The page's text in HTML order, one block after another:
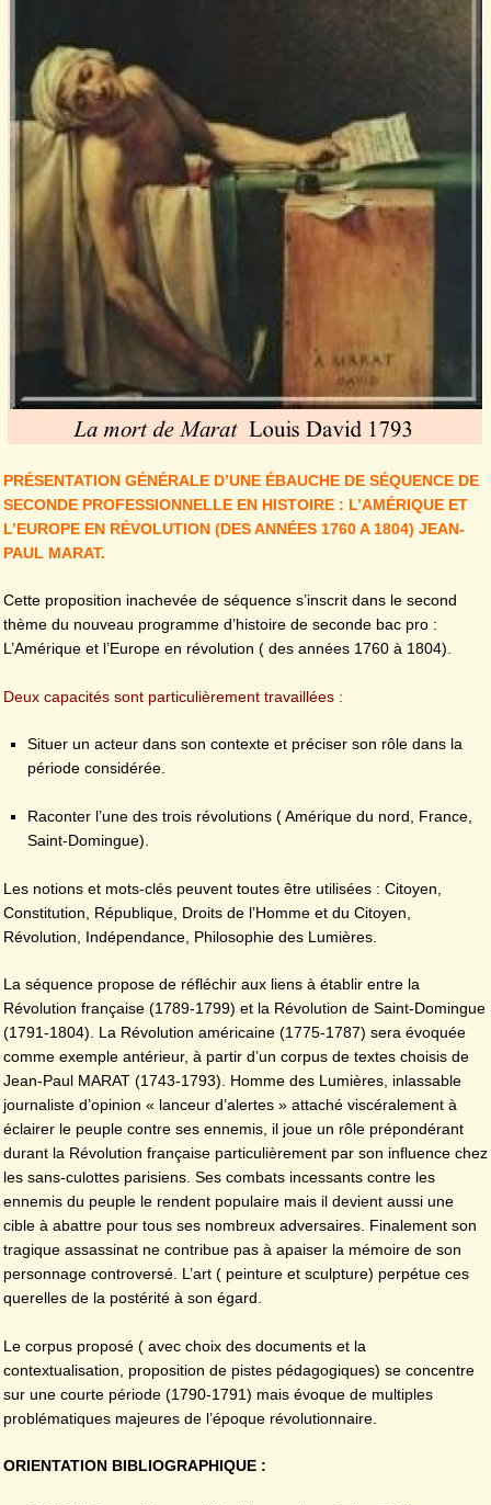
PRÉSENTATION GÉNÉRALE D’UNE ÉBAUCHE DE SÉQUENCE DE
SECONDE PROFESSIONNELLE EN HISTOIRE : L’AMÉRIQUE ET
L’EUROPE EN RÉVOLUTION (DES ANNÉES 1760 A 1804) JEAN-
PAUL MARAT.
Cette proposition inachevée de séquence s’inscrit dans le second
thème du nouveau programme d’histoire de seconde bac pro :
L’Amérique et l’Europe en révolution ( des années 1760 à 1804).
Deux capacités sont particulièrement travaillées :
Situer un acteur dans son contexte et préciser son rôle dans la
période considérée.
Raconter l’une des trois révolutions ( Amérique du nord, France,
Saint-Domingue).
Les notions et mots-clés peuvent toutes être utilisées : Citoyen,
Constitution, République, Droits de l’Homme et du Citoyen,
Révolution, Indépendance, Philosophie des Lumières.
La séquence propose de réfléchir aux liens à établir entre la
Révolution française (1789-1799) et la Révolution de Saint-Domingue
(1791-1804). La Révolution américaine (1775-1787) sera évoquée
comme exemple antérieur, à partir d’un corpus de textes choisis de
Jean-Paul MARAT (1743-1793). Homme des Lumières, inlassable
journaliste d’opinion « lanceur d’alertes » attaché viscéralement à
éclairer le peuple contre ses ennemis, il joue un rôle prépondérant
durant la Révolution française particulièrement par son influence chez
les sans-culottes parisiens. Ses combats incessants contre les
ennemis du peuple le rendent populaire mais il devient aussi une
cible à abattre pour tous ses nombreux adversaires. Finalement son
tragique assassinat ne contribue pas à apaiser la mémoire de son
personnage controversé. L’art ( peinture et sculpture) perpétue ces
querelles de la postérité à son égard.
Le corpus proposé ( avec choix des documents et la
contextualisation, proposition de pistes pédagogiques) se concentre
sur une courte période (1790-1791) mais évoque de multiples
problématiques majeures de l’époque révolutionnaire.
ORIENTATION BIBLIOGRAPHIQUE :